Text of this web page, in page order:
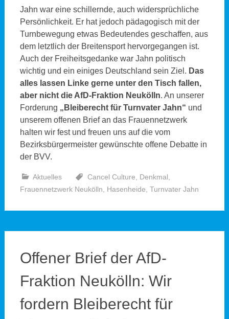
Jahn war eine schillernde, auch widersprüchliche
Persönlichkeit. Er hat jedoch pädagogisch mit der
Turnbewegung etwas Bedeutendes geschaffen, aus
dem letztlich der Breitensport hervorgegangen ist.
Auch der Freiheitsgedanke war Jahn politisch
wichtig und ein einiges Deutschland sein Ziel. Das
alles lassen Linke gerne unter den Tisch fallen,
aber nicht die AfD-Fraktion Neukölln. An unserer
Forderung „Bleiberecht für Turnvater Jahn“ und
unserem offenen Brief an das Frauennetzwerk
halten wir fest und freuen uns auf die vom
Bezirksbürgermeister gewünschte offene Debatte in
der BVV.
Aktuelles Cancel Culture Denkmal
Frauennetzwerk Neukölln
Hasenheide Turnvater Jahn
Offener Brief der AfD-
Fraktion Neukölln: Wir
fordern Bleiberecht für